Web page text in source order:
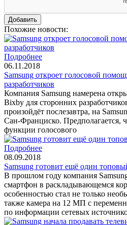
Похожие новости:
Подробнее
06.11.2018
Samsung откроет голосовой
разработчиков
Компания Samsung намерена
Bixby для сторонних
произойдёт послезавтра, на
Сан-Франциско. Предполагается,
функции голосового
Подробнее
08.09.2018
Samsung готовит ещё один
В прошлом году компания
смартфон в раскладывающемся
особенностью стал не только
также камера на 12 МП с
по информации сетевых